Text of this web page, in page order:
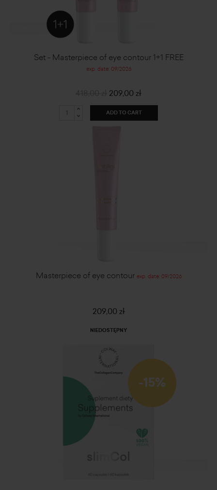
Set - Masterpiece of eye contour 1+1 FREE
exp. date: 09/2026
209,00 zł
ADD TO CART
Masterpiece of eye contour exp. date: 09/2026
209,00 zł
NIEDOSTĘPNY
-15%